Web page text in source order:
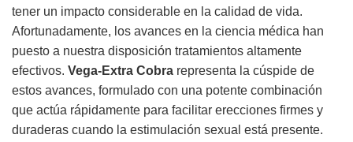
tener un impacto considerable en la calidad de vida.
Afortunadamente, los avances en la ciencia médica han
puesto a nuestra disposición tratamientos altamente
efectivos. Vega-Extra Cobra representa la cúspide de
estos avances, formulado con una potente combinación
que actúa rápidamente para facilitar erecciones firmes y
duraderas cuando la estimulación sexual está presente.